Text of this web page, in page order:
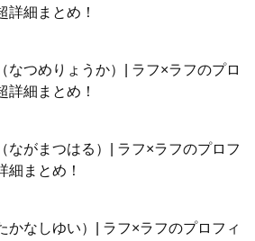
詳細まとめ！
なつめりょうか）| ラフ×ラフのプロ
詳細まとめ！
ながまつはる）| ラフ×ラフのプロフ
細まとめ！
かなしゆい）| ラフ×ラフのプロフィ